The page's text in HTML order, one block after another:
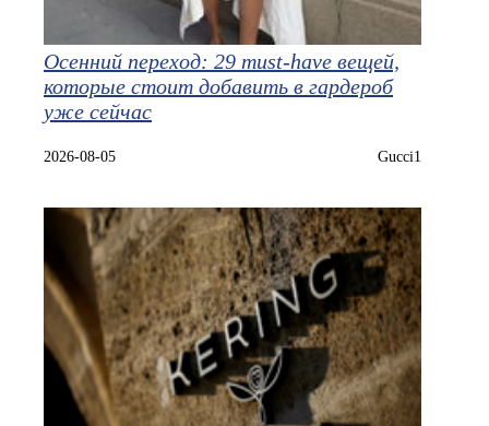
Осенний переход: 29 must‑have вещей,
которые стоит добавить в гардероб
уже сейчас
2026-08-05 Gucci1